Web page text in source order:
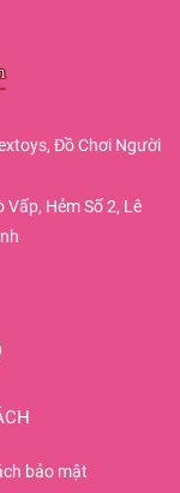
Đồ Chơi Người
Hẻm Số 2, Lê
bảo mật